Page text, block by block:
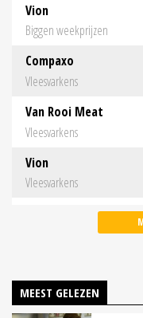
Vion
Biggen weekprijzen
Compaxo
Vleesvarkens
Van Rooi Meat
Vleesvarkens
Vion
Vleesvarkens
MEEST GELEZEN